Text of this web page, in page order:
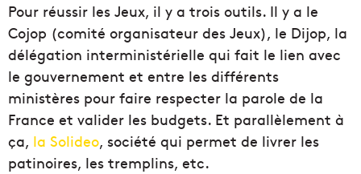
Pour réussir les Jeux, il y a trois outils. Il y a le
Cojop (comité organisateur des Jeux), le Dijop, la
délégation interministérielle qui fait le lien avec
le gouvernement et entre les différents
ministères pour faire respecter la parole de la
France et valider les budgets. Et parallèlement à
ça, la Solideo, société qui permet de livrer les
patinoires, les tremplins, etc.